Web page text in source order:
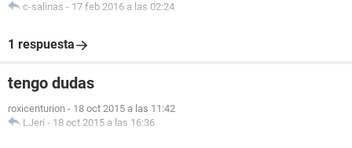
c-salinas - 17 feb 2016 a las 02:24
1 respuesta
tengo dudas
roxicenturion - 18 oct 2015 a las 11:42
LJeri - 18 oct 2015 a las 16:36